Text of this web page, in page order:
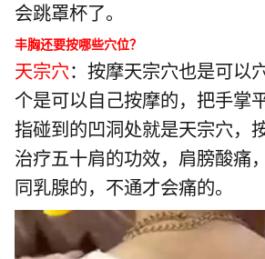
会跳罩杯了。
丰胸还要按哪些穴位？
天宗穴：按摩天宗穴也是可以
个是可以自己按摩的，把手掌
指碰到的凹洞处就是天宗穴，
治疗五十肩的功效，肩膀酸痛
同乳腺的，不通才会痛的。